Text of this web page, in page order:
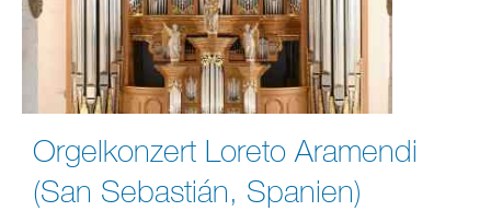
Orgelkonzert Loreto Aramendi
(San Sebastián, Spanien)